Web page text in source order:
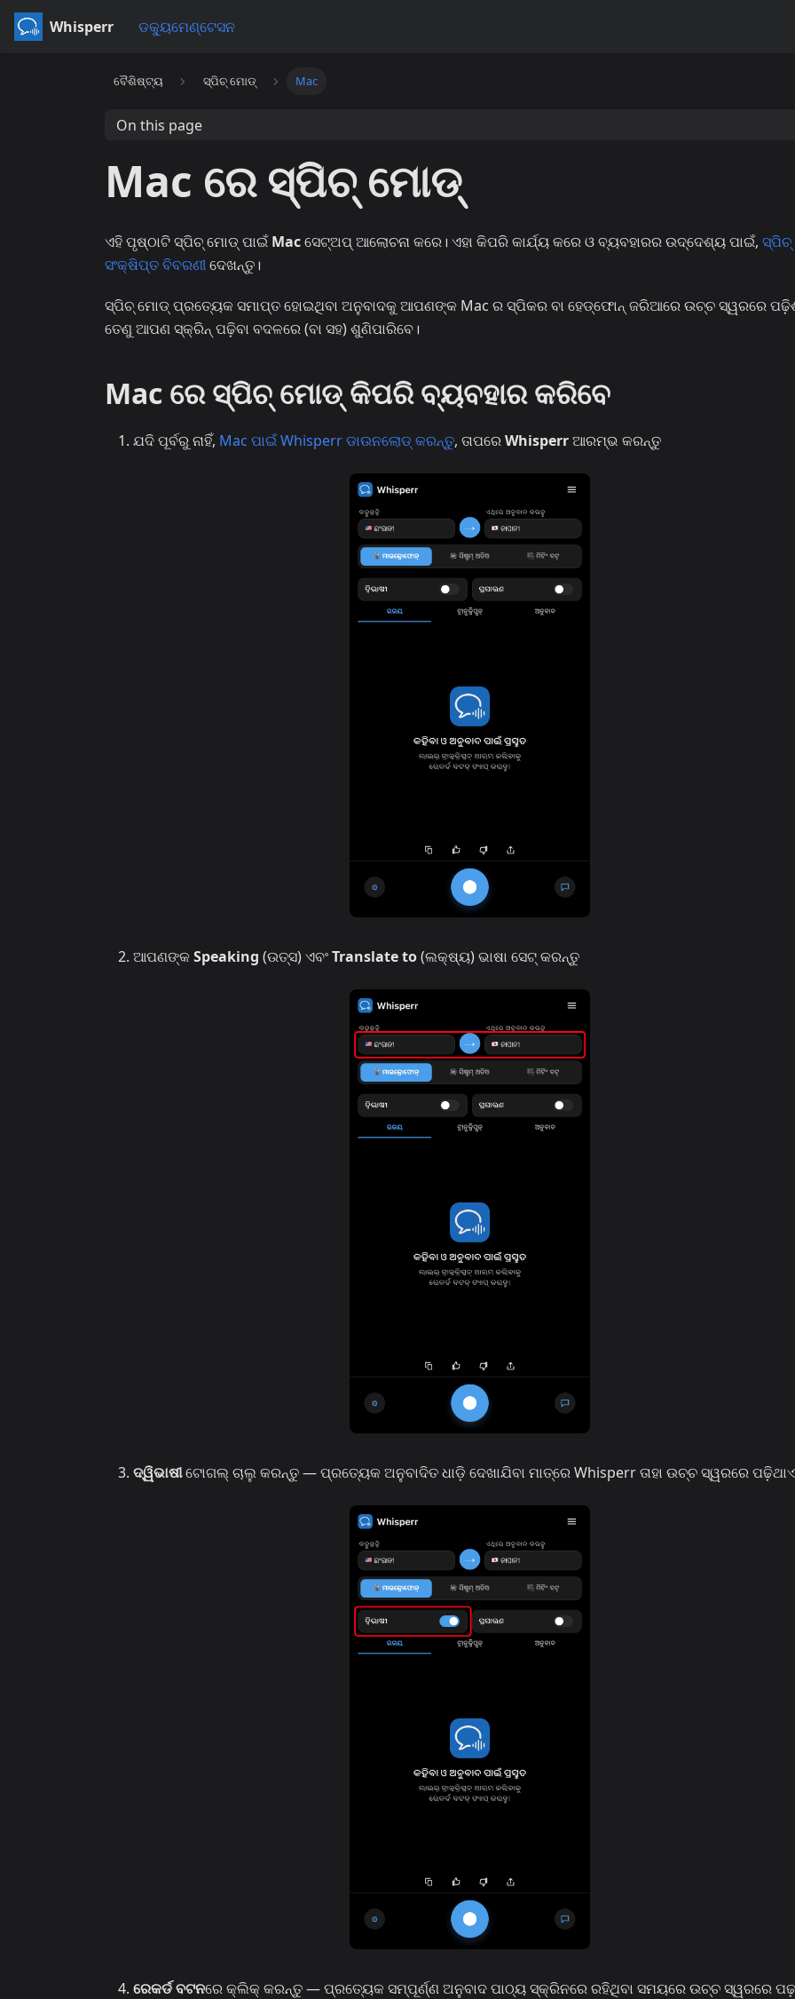
Whisperr ଡକ୍ୟୁମେଣ୍ଟେସନ
ବୈଶିଷ୍ଟ୍ୟ ସ୍ପିଚ୍ ମୋଡ୍ Mac
On this page
Mac ରେ ସ୍ପିଚ୍ ମୋଡ୍
ଏହି ପୃଷ୍ଠାଟି ସ୍ପିଚ୍ ମୋଡ୍ ପାଇଁMacସେଟ୍‌ଅପ୍ ଆଲୋଚନା କରେ। ଏହା କିପରି କାର୍ଯ୍ୟ କରେ ଓ ବ୍ୟବହାରର ଉଦ୍ଦେଶ୍ୟ ପାଇଁ,
ସଂକ୍ଷିପ୍ତ ବିବରଣୀଦେଖନ୍ତୁ।
ସ୍ପିଚ୍ ମୋଡ୍ ପ୍ରତ୍ୟେକ ସମାପ୍ତ ହୋଇଥିବା ଅନୁବାଦକୁ ଆପଣଙ୍କ Mac ର ସ୍ପିକର ବା ହେଡ୍‌ଫୋନ୍ ଜରିଆରେ ଉଚ୍ଚ ସ୍ୱରରେ
ତେଣୁ ଆପଣ ସ୍କ୍ରିନ୍ ପଢ଼ିବା ବଦଳରେ (ବା ସହ) ଶୁଣିପାରିବେ।
Mac ରେ ସ୍ପିଚ୍ ମୋଡ୍ କିପରି ବ୍ୟବହାର କରିବେ
ଯଦି ପୂର୍ବରୁ ନାହିଁ, Mac ପାଇଁ Whisperr ଡାଉନଲୋଡ୍ କରନ୍ତୁ, ତାପରେWhisperrଆରମ୍ଭ କରନ୍ତୁ
ଆପଣଙ୍କSpeaking (ଉତ୍ସ) ଏବଂTranslate to(ଲକ୍ଷ୍ୟ) ଭାଷା ସେଟ୍ କରନ୍ତୁ
ଦ୍ୱିଭାଷୀଟୋଗଲ୍ ଚାଲୁ କରନ୍ତୁ — ପ୍ରତ୍ୟେକ ଅନୁବାଦିତ ଧାଡ଼ି ଦେଖାଯିବା ମାତ୍ରେ Whisperr ତାହା ଉଚ୍ଚ ସ୍ୱରରେ
ରେକର୍ଡ ବଟନରେ କ୍ଲିକ୍ କରନ୍ତୁ — ପ୍ରତ୍ୟେକ ସମ୍ପୂର୍ଣ୍ଣ ଅନୁବାଦ ପାଠ୍ୟ ସ୍କ୍ରିନରେ ରହିଥିବା ସମୟରେ ଉଚ୍ଚ ସ୍ୱରରେ